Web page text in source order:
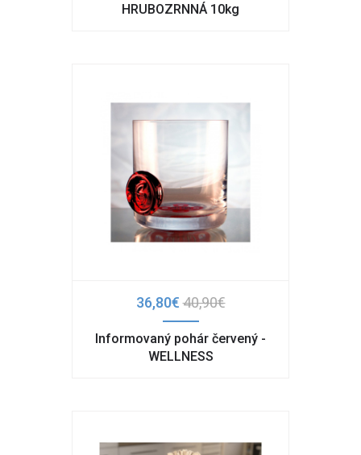
HRUBOZRNNÁ 10kg
36,80€40,90€
Informovaný pohár červený -
WELLNESS